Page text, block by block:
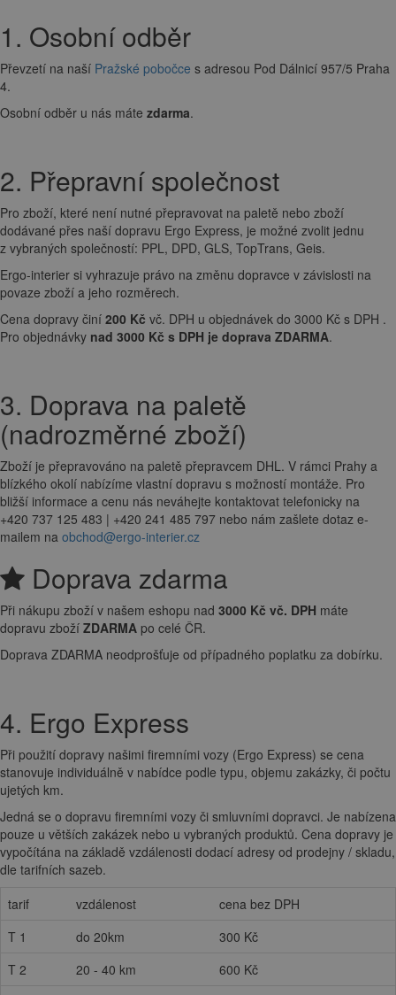
1. Osobní odběr
Převzetí na naší Pražské pobočce s adresou Pod Dálnicí 957/5 Praha
4.
Osobní odběr u nás máte zdarma.
2. Přepravní společnost
Pro zboží, které není nutné přepravovat na paletě nebo zboží
dodávané přes naší dopravu Ergo Express, je možné zvolit jednu
z vybraných společností: PPL, DPD, GLS, TopTrans, Geis.
Ergo-interier si vyhrazuje právo na změnu dopravce v závislosti na
povaze zboží a jeho rozměrech.
Cena dopravy činí 200 Kč vč. DPH u objednávek do 3000 Kč s DPH .
Pro objednávky nad 3000 Kč s DPH je doprava ZDARMA.
3. Doprava na paletě
(nadrozměrné zboží)
Zboží je přepravováno na paletě přepravcem DHL. V rámci Prahy a
blízkého okolí nabízíme vlastní dopravu s možností montáže. Pro
bližší informace a cenu nás neváhejte kontaktovat telefonicky na
+420 737 125 483 | +420 241 485 797 nebo nám zašlete dotaz e-
mailem na obchod@ergo-interier.cz
Doprava zdarma
Při nákupu zboží v našem eshopu nad 3000 Kč vč. DPH máte
dopravu zboží ZDARMA po celé ČR.
Doprava ZDARMA neodprošťuje od případného poplatku za dobírku.
4. Ergo Express
Při použití dopravy našimi firemními vozy (Ergo Express) se cena
stanovuje individuálně v nabídce podle typu, objemu zakázky, či počtu
ujetých km.
Jedná se o dopravu firemními vozy či smluvními dopravci. Je nabízena
pouze u větších zakázek nebo u vybraných produktů. Cena dopravy je
vypočítána na základě vzdálenosti dodací adresy od prodejny / skladu,
dle tarifních sazeb.
tarif
vzdálenost
cena bez DPH
T 1
do 20km
300 Kč
T 2
20 - 40 km
600 Kč